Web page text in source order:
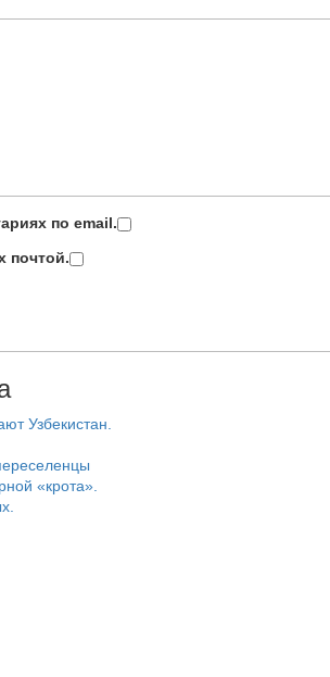
по email.
почтой.
Узбекистан.
«крота».